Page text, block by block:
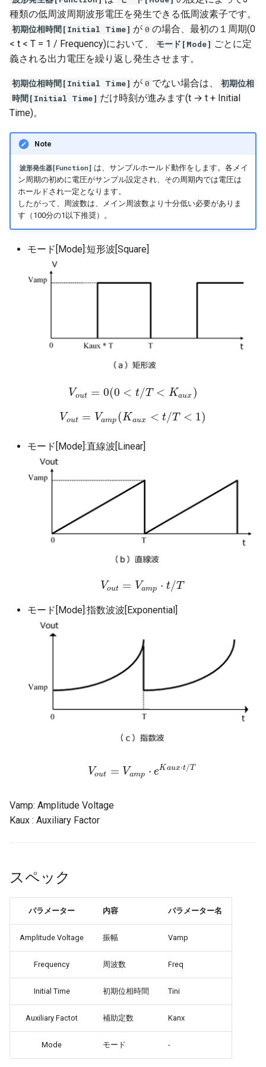
アプリ情報と設定
SeriesList
Get Started
CCTracer
Operational Amplifer
PID
Pulse Counter
Trigger
Shot Pulse
Voltage Follower
V/I Converter
Voltage Probe
シミュレーションエンジン
モデル情報
低周波周波数
Power Palette 解析編
Power Palette 交流解析編
SL Palette 設定編
SL Palette 解析編
Motor Palette 基本編
Motor Palette Simulink連
ゲートブロック
微分器
積分器
ボルテージフォロワ
DABコンバータ
LLC共振コンバータ
マルチフェーズ・インタ
ブコンバータ
チャタリング防止回路
位相シフトフルブリッジ
オペアンプ
バンドパスフィルタ
バンドストップフィルタ
Hブリッジ昇降圧コンバ
マルチフェーズ・インタ
ブコンバータ
DCACインバータ
MPPT制御回路
デジタル制御
種類の低周波周期波形電圧を発生できる低周波素子です。
初期位相時間[Initial Time] が 0 の場合、最初の１周期(0
< t < T = 1 / Frequency)において、
モード[Mode] ごとに定
義される出力電圧を繰り返し発生させます。
初期位相時間[Initial Time] が 0 でない場合は、
初期位相
時間[Initial Time] だけ時刻が進みます(t → t + Initial
Time)。
Note
波形発生器[Function] は、サンプルホールド動作をします。各メイ
ン周期の初めに電圧がサンプル設定され、その周期内では電圧は
ホールドされ一定となります。
したがって、周波数は、メイン周波数より十分低い必要がありま
す（100分の1以下推奨）。
モード[Mode]:短形波[Square]
Vout = 0(0 < t/T < Kaux )
Vo ut=0 0< t/T<Kau x)
Vout = Vamp (Kaux < t/T < 1)
Vo ut=Vamp(Kau x<t /T<1 )
モード[Mode]:直線波[Linear]
Vout = Vamp ⋅ t/T
Vo ut= Vamp ⋅t /T
モード[Mode]:指数波波[Exponential]
Vout = Vamp ⋅ eKaux⋅t/T
Vo ut= Vamp⋅ e Kaux⋅t/T
Vamp: Amplitude Voltage
Kaux : Auxiliary Factor
スペック
パラメーター 内容 パラメーター名
Amplitude Voltage 振幅 Vamp
Frequency 周波数 Freq
Initial Time 初期位相時間 Tini
Auxiliary Factot 補助定数 Kanx
Mode モード -